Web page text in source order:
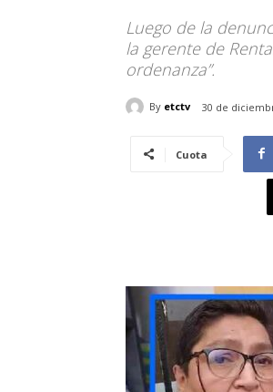
Luego de la
la gerente de
ordenanza”.
By etctv 30 de
Cuota